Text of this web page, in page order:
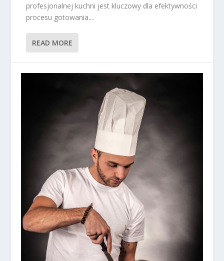
profesjonalnej kuchni jest kluczowy dla efektywności
procesu gotowania....
READ MORE